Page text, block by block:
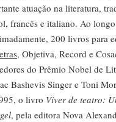
atuação na literatura,
francês e italiano. Ao
200 livros para
, Objetiva, Record e
do Prêmio Nobel de
Bashevis Singer e Toni
o livro Viver de teatro:
, pela editora Nova